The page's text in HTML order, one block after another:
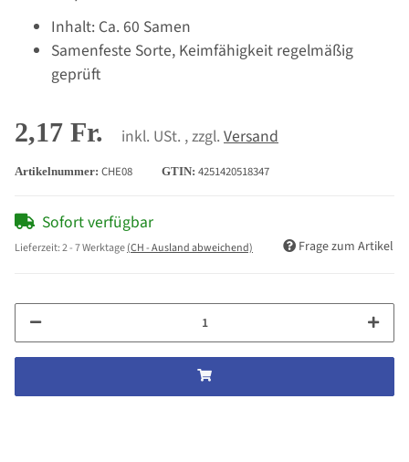
Inhalt: Ca. 60 Samen
Samenfeste Sorte, Keimfähigkeit regelmäßig
geprüft
2,17 Fr. inkl. USt. , zzgl. Versand
Artikelnummer: CHE08 GTIN: 4251420518347
Sofort verfügbar
Lieferzeit:2 - 7 Werktage(CH - Ausland abweichend) Frage zum Artikel